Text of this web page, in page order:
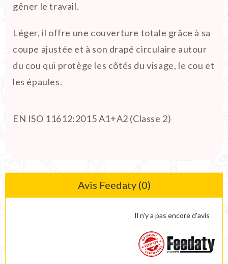
gêner le travail.
Léger, il offre une couverture totale grâce à sa
coupe ajustée et à son drapé circulaire autour
du cou qui protège les côtés du visage, le cou et
les épaules.
EN ISO 11612:2015 A1+A2 (Classe 2)
Avis Feedaty (0)
Il n'y a pas encore d'avis